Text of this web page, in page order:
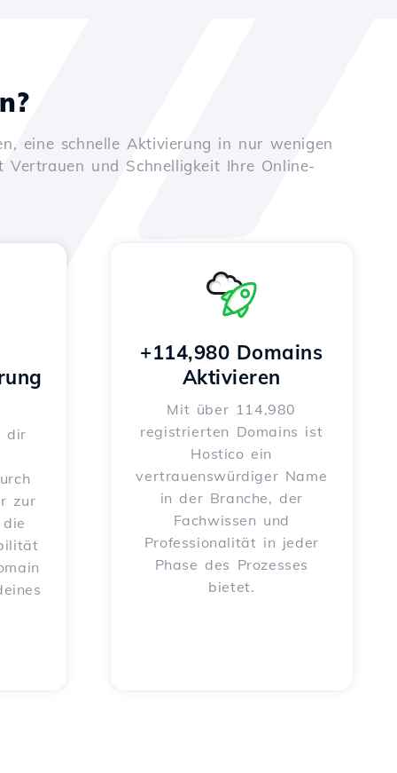
eine schnelle Aktivierung in nur wenigen
und Schnelligkeit Ihre Online-
dir
zur
+114,980 Domains
Aktivieren
Mit über 114,980
registrierten Domains ist
Hostico ein
vertrauenswürdiger Name
in der Branche, der
Fachwissen und
Professionalität in jeder
Phase des Prozesses
bietet.